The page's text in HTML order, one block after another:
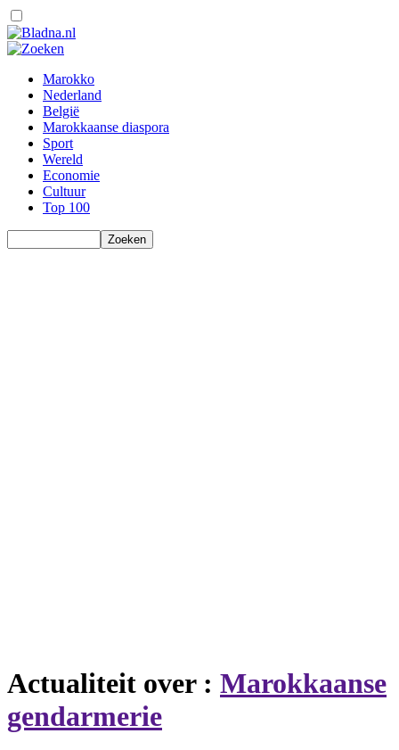
Marokko
Nederland
België
Marokkaanse diaspora
Sport
Wereld
Economie
Cultuur
Top 100
Actualiteit over : Marokkaanse
gendarmerie